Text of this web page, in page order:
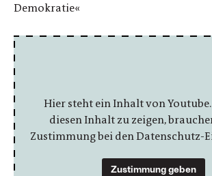
Demokratie«
Hier steht ein Inhalt von
diesen Inhalt zu zeigen,
Zustimmung bei den Datenschutz-
Zustimmung geben